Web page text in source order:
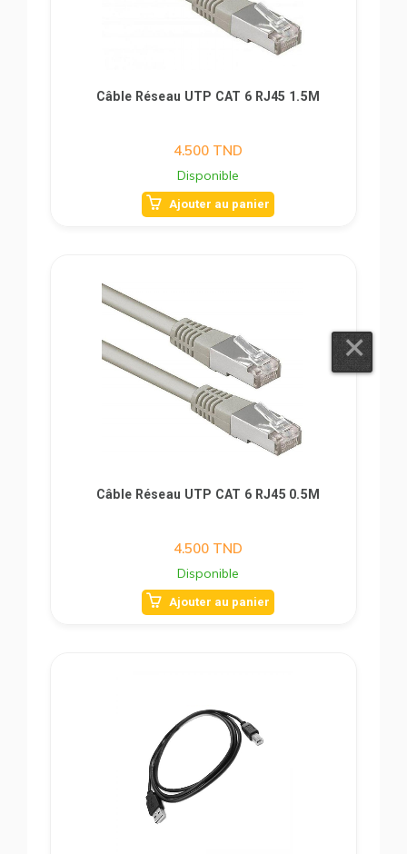
Câble Réseau UTP CAT 6 RJ45 1.5M
4.500 TND
Disponible
Ajouter au panier
Câble Réseau UTP CAT 6 RJ45 0.5M
4.500 TND
Disponible
Ajouter au panier